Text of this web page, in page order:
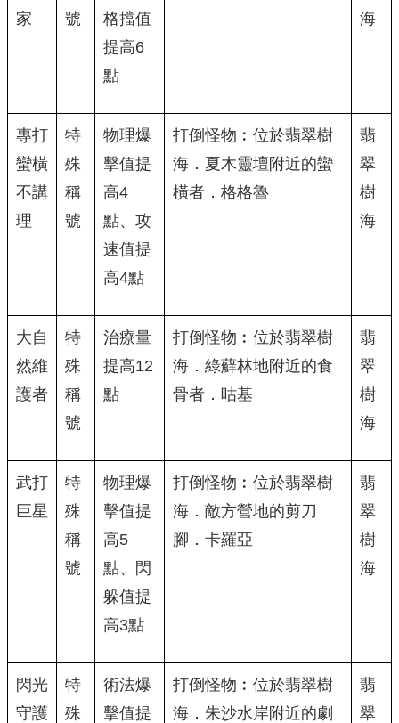
家
號
格擋值
提高6
點
海
專打
蠻橫
不講
理
特
殊
稱
號
物理爆
擊值提
高4
點、攻
速值提
高4點
打倒怪物︰位於翡翠樹
海．夏木靈壇附近的蠻
橫者．格格魯
翡
翠
樹
海
大自
然維
護者
特
殊
稱
號
治療量
提高12
點
打倒怪物︰位於翡翠樹
海．綠蘚林地附近的食
骨者．咕基
翡
翠
樹
海
武打
巨星
特
殊
稱
號
物理爆
擊值提
高5
點、閃
躲值提
高3點
打倒怪物︰位於翡翠樹
海．敵方營地的剪刀
腳．卡羅亞
翡
翠
樹
海
閃光
守護
特
殊
術法爆
擊值提
打倒怪物︰位於翡翠樹
海．朱沙水岸附近的劇
翡
翠